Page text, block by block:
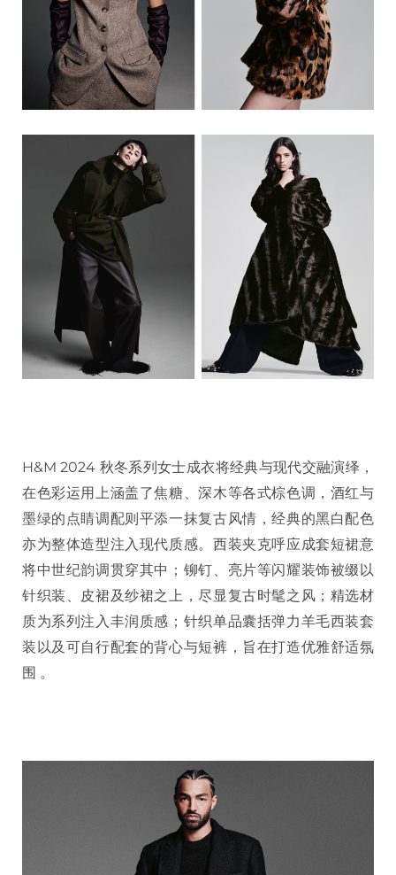
H&M 2024 秋冬系列女士成衣将经典与现代交融演绎，
在色彩运用上涵盖了焦糖、深木等各式棕色调，酒红与
墨绿的点睛调配则平添一抹复古风情，经典的黑白配色
亦为整体造型注入现代质感。西装夹克呼应成套短裙意
将中世纪韵调贯穿其中；铆钉、亮片等闪耀装饰被缀以
针织装、皮裙及纱裙之上，尽显复古时髦之风；精选材
质为系列注入丰润质感；针织单品囊括弹力羊毛西装套
装以及可自行配套的背心与短裤，旨在打造优雅舒适氛
围 。